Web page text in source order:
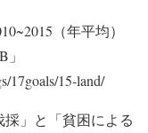
（年平均）
17goals/15-land/
」と「貧困による